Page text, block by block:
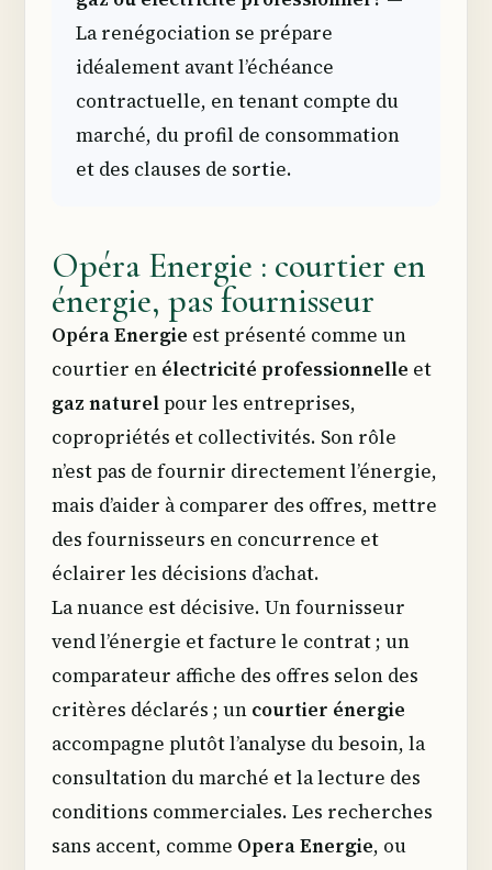
La renégociation se prépare
idéalement avant l’échéance
contractuelle, en tenant compte du
marché, du profil de consommation
et des clauses de sortie.
Opéra Energie : courtier en
énergie, pas fournisseur
Opéra Energie est présenté comme un
courtier en électricité professionnelle et
gaz naturelpour les entreprises,
copropriétés et collectivités. Son rôle
n’est pas de fournir directement l’énergie,
mais d’aider à comparer des offres, mettre
des fournisseurs en concurrence et
éclairer les décisions d’achat.
La nuance est décisive. Un fournisseur
vend l’énergie et facture le contrat ; un
comparateur affiche des offres selon des
critères déclarés ; un courtier énergie
accompagne plutôt l’analyse du besoin, la
consultation du marché et la lecture des
conditions commerciales. Les recherches
sans accent, comme Opera Energie, ou